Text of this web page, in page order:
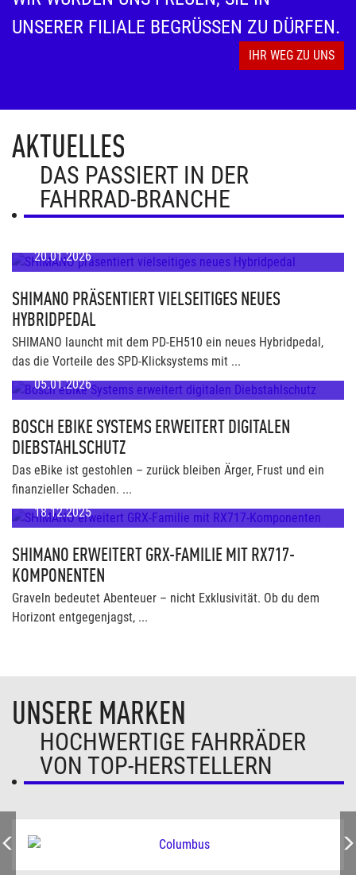
UNSERER FILIALE BEGRÜSSEN ZU DÜRFEN.
IHR WEG ZU UNS
AKTUELLES
DAS PASSIERT IN DER
FAHRRAD-BRANCHE
20.01.2026
SHIMANO PRÄSENTIERT VIELSEITIGES NEUES
HYBRIDPEDAL
SHIMANO launcht mit dem PD-EH510 ein neues Hybridpedal,
das die Vorteile des SPD-Klicksystems mit ...
05.01.2026
BOSCH EBIKE SYSTEMS ERWEITERT DIGITALEN
DIEBSTAHLSCHUTZ
Das eBike ist gestohlen – zurück bleiben Ärger, Frust und ein
finanzieller Schaden. ...
18.12.2025
SHIMANO ERWEITERT GRX-FAMILIE MIT RX717-
KOMPONENTEN
Graveln bedeutet Abenteuer – nicht Exklusivität. Ob du dem
Horizont entgegenjagst, ...
UNSERE MARKEN
HOCHWERTIGE FAHRRÄDER
VON TOP-HERSTELLERN